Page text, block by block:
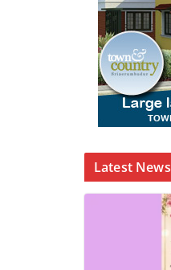
Latest News